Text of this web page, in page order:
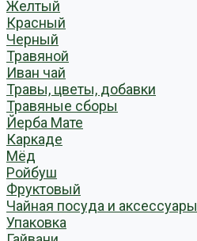
Желтый
Красный
Черный
Травяной
Иван чай
Травы, цветы, добавки
Травяные сборы
Йерба Мате
Каркаде
Мёд
Ройбуш
Фруктовый
Чайная посуда и аксессуары
Упаковка